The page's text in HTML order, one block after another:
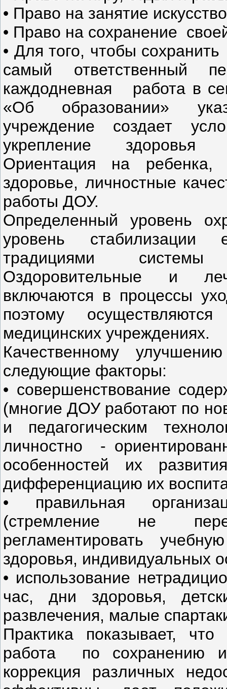
• Право на занятие
• Право на сохранение
• Для того, чтобы
самый ответственный
каждодневная работа в
«Об образовании»
учреждение создает
укрепление здоровья
Ориентация на ребенка,
здоровье, личностные
работы ДОУ.
Определенный уровень
уровень стабилизации
традициями системы
Оздоровительные и
включаются в процессы
поэтому
медицинских учреждениях.
Качественному
следующие факторы:
• совершенствование
(многие ДОУ работают по
и педагогическим
личностно -
особенностей их
дифференциацию их
• правильная
(стремление не
регламентировать
здоровья, индивидуальных
• использование
час, дни здоровья,
развлечения, малые
Практика показывает,
работа по сохранению
коррекция различных